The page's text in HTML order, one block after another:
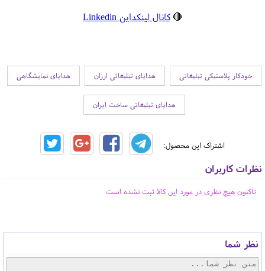
🔴 کانال لینکداین Linkedin
خودکار پلاستیکی تبلیغاتی هدایای تبلیغاتی ارزان هدایای نمایشگاهی
هدایای تبلیغاتی ساخت ایران
اشتراک این محصول:
نظرات کاربران
تاکنون هیچ نظری در مورد این کالا ثبت نشده است
نظر شما